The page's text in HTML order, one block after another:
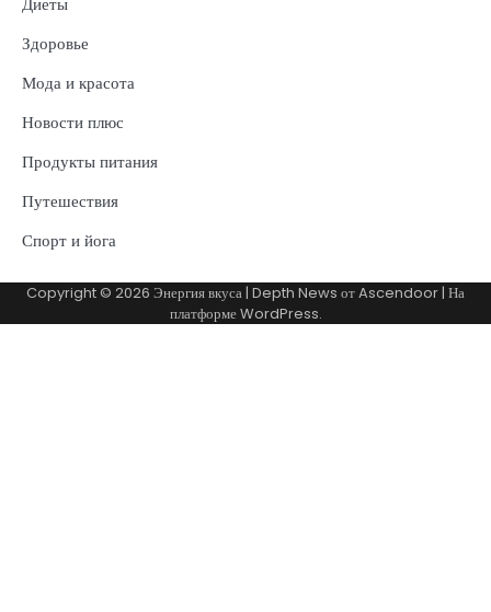
Здоровье
Мода и красота
Новости плюс
Продукты питания
Путешествия
Спорт и йога
Copyright © 2026 Энергия вкуса | Depth News отAscendoor | На
платформеWordPress.